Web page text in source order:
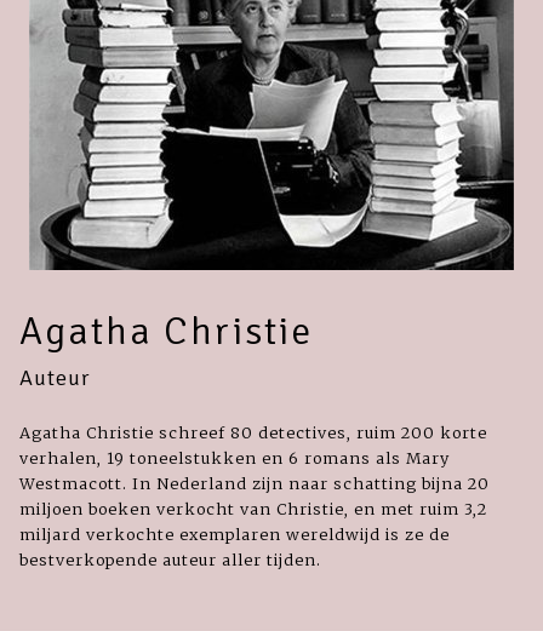
Agatha Christie
Auteur
Agatha Christie schreef 80 detectives, ruim 200 korte
verhalen, 19 toneelstukken en 6 romans als Mary
Westmacott. In Nederland zijn naar schatting bijna 20
miljoen boeken verkocht van Christie, en met ruim 3,2
miljard verkochte exemplaren wereldwijd is ze de
bestverkopende auteur aller tijden.